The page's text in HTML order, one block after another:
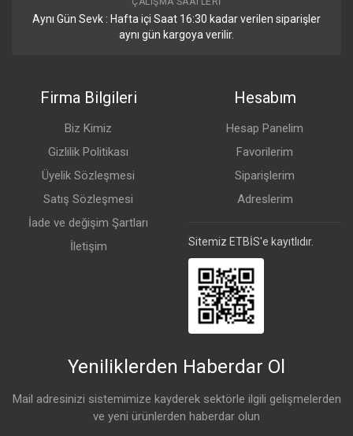
Aynı Gün Sevk : Hafta içi Saat 16:30 kadar verilen siparişler
aynı gün kargoya verilir.
Firma Bilgileri
Biz Kimiz
Gizlilik Politikası
Üyelik Sözleşmesi
Satış Sözleşmesi
İade ve değişim Şartları
İletişim
Hesabım
Hesap Panelim
Favorilerim
Siparişlerim
Adreslerim
Sitemiz ETBİS'e kayıtlıdır.
Yeniliklerden Haberdar Ol
Mail adresinizi sistemimize kayderek sektörle ilgili gelişmelerden
ve yeni ürünlerden haberdar olun